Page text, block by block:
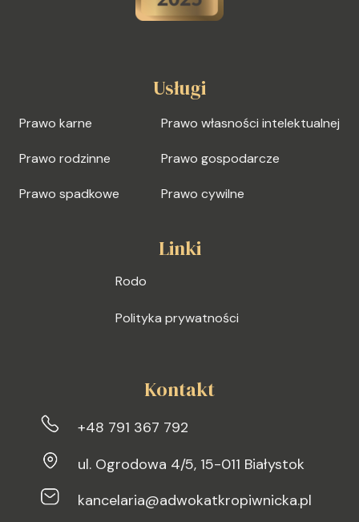
Usługi
Prawo karne
Prawo rodzinne
Prawo spadkowe
Prawo własności intelektualnej
Prawo gospodarcze
Prawo cywilne
Linki
Rodo
Polityka prywatności
Kontakt
+48 791 367 792
ul. Ogrodowa 4/5, 15-011 Białystok
kancelaria@adwokatkropiwnicka.pl